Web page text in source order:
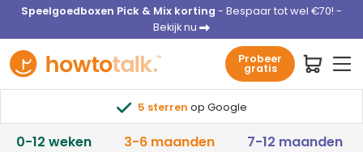
Speelgoedboxen Pick & Mix korting - Bespaar tot wel €70! -
Bekijk nu
Probeer
gratis
5 sterren op Google
0-12 weken 3-6 maanden 7-12 maanden